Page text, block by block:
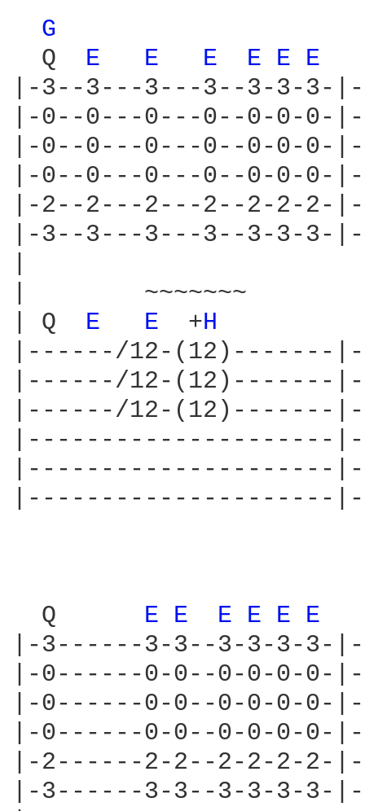
G
  Q
E E E E E E
|-3--3---3---3--3-3-3-
|-0--0---0---0--0-0-0-
|-0--0---0---0--0-0-0-
|-0--0---0---0--0-0-0-
|-2--2---2---2--2-2-2-
|-3--3---3---3--3-3-3-
|        ~~~~~~~
| Q E E +H
|------/12-(12)-------
|------/12-(12)-------
|------/12-(12)-------
|---------------------
|---------------------
|---------------------
  Q
E E E E E E
|-3------3-3--3-3-3-3-
|-0------0-0--0-0-0-0-
|-0------0-0--0-0-0-0-
|-0------0-0--0-0-0-0-
|-2------2-2--2-2-2-
|-3------3-3--3-3-3-